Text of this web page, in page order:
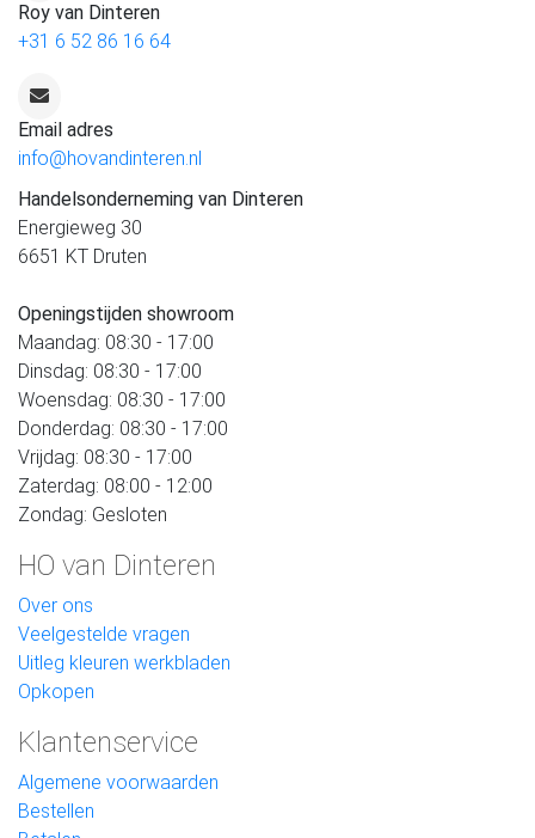
Roy van Dinteren
+31 6 52 86 16 64
Email adres
info@hovandinteren.nl
Handelsonderneming van Dinteren
Energieweg 30
6651 KT Druten
Openingstijden showroom
Maandag: 08:30 - 17:00
Dinsdag: 08:30 - 17:00
Woensdag: 08:30 - 17:00
Donderdag: 08:30 - 17:00
Vrijdag: 08:30 - 17:00
Zaterdag: 08:00 - 12:00
Zondag: Gesloten
HO van Dinteren
Over ons
Veelgestelde vragen
Uitleg kleuren werkbladen
Opkopen
Klantenservice
Algemene voorwaarden
Bestellen